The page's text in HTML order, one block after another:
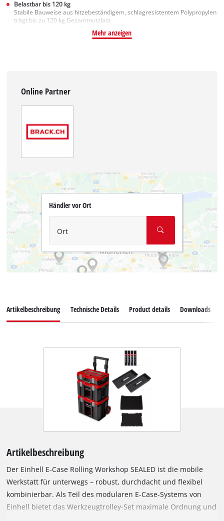
Belastbar bis 120 kg
Stabile Bauweise aus hitzebeständigem, schlagresistentem Polypropylen
trägt bis zu 120 kg Gesamtnutzlast
Mehr anzeigen
Online Partner
Händler vor Ort
Ort
Artikelbeschreibung Technische Details Product details Downloads
Artikelbeschreibung
Der Einhell E-Case Rolling Workshop SEALED ist die mobile
Werkstatt für unterwegs – robust, durchdacht und flexibel
kombinierbar. Als Teil des modularen E-Case-Systems von
Einhell bietet das Werkzeugtrolley-Set maximale Ordnung und